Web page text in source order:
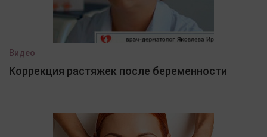
Видео
Коррекция растяжек после беременности